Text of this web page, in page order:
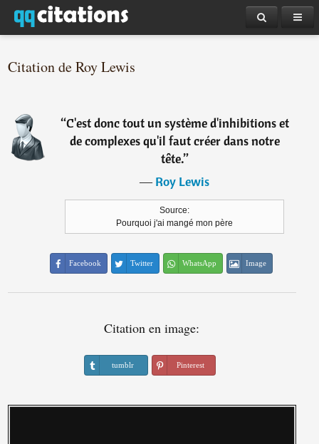
Citation de Roy Lewis
“C'est donc tout un système d'inhibitions et
de complexes qu'il faut créer dans notre
tête.”
―Roy Lewis
Source:
Pourquoi j'ai mangé mon père
Facebook Twitter WhatsApp Image
Citation en image:
tumblr Pinterest